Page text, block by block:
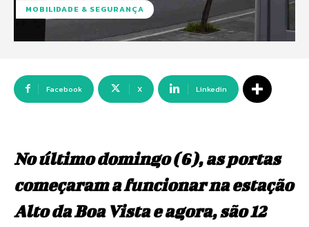
MOBILIDADE & SEGURANÇA
Facebook X Linkedin
No último domingo (6), as portas
começaram a funcionar na estação
Alto da Boa Vista e agora, são 12